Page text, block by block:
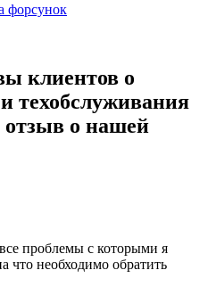
форсунок
клиентов о
техобслуживания
отзыв о нашей
проблемы с которыми я
что необходимо обратить